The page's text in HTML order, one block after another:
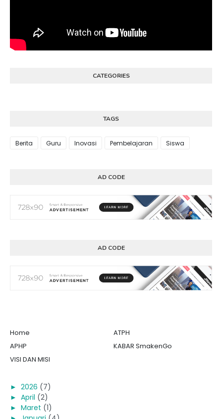
CATEGORIES
TAGS
Berita Guru Inovasi Pembelajaran Siswa
AD CODE
AD CODE
Home
ATPH
APHP
KABAR SmakenGo
VISI DAN MISI
► 2026 (7)
► April (2)
► Maret (1)